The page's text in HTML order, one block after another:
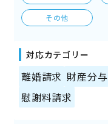
その他
対応カテゴリー
離婚請求 財産分与
慰謝料請求